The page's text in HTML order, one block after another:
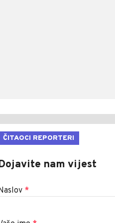
ČITAOCI REPORTERI
nam vijest
*